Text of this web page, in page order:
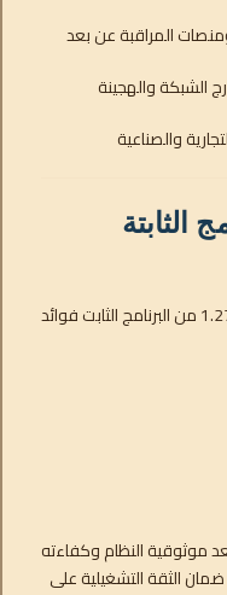
والصناعية
الثابتة
يوفر الإصدار 1.27 من البرنامج الثابت فوائد
موثوقية النظام وكفاءته
الثقة التشغيلية على